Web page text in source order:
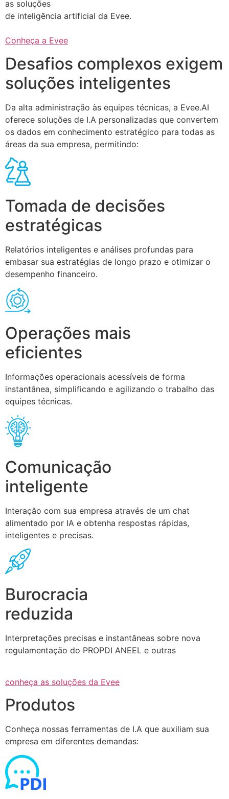
as soluções
de inteligência artificial da Evee.
Conheça a Evee
Desafios complexos exigem
soluções inteligentes
Da alta administração às equipes técnicas, a Evee.AI
oferece soluções de I.A personalizadas que convertem
os dados em conhecimento estratégico para todas as
áreas da sua empresa, permitindo:
Tomada de decisões
estratégicas
Relatórios inteligentes e análises profundas para
embasar sua estratégias de longo prazo e otimizar o
desempenho financeiro.
Operações mais
eficientes
Informações operacionais acessíveis de forma
instantânea, simplificando e agilizando o trabalho das
equipes técnicas.
Comunicação
inteligente
Interação com sua empresa através de um chat
alimentado por IA e obtenha respostas rápidas,
inteligentes e precisas.
Burocracia
reduzida
Interpretações precisas e instantâneas sobre nova
regulamentação do PROPDI ANEEL e outras
conheça as soluções da Evee
Produtos
Conheça nossas ferramentas de I.A que auxiliam sua
empresa em diferentes demandas: